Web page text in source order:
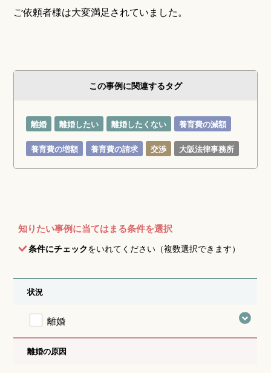
ご依頼者様は大変満足されていました。
この事例に関連するタグ
離婚 離婚したい 離婚したくない 養育費の減額
養育費の増額 養育費の請求 交渉 大阪法律事務所
知りたい事例に当てはまる条件を選択
条件にチェックをいれてください（複数選択できます）
状況
離婚
離婚の原因